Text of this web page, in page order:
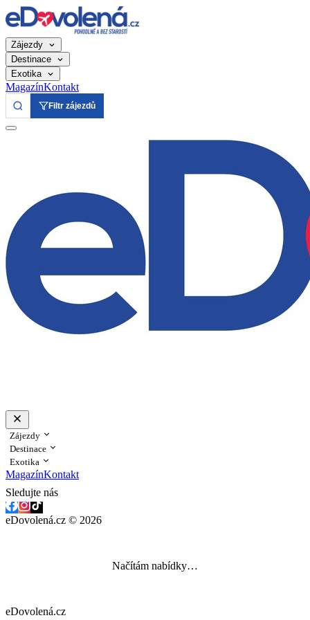
Zájezdy
Destinace
Exotika
MagazínKontakt
Filtr zájezdů
Zájezdy
Destinace
Exotika
MagazínKontakt
Sledujte nás
eDovolená.cz © 2026
Načítám nabídky…
eDovolená.cz